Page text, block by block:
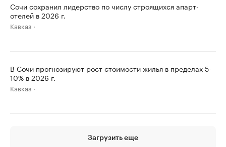
Сочи сохранил лидерство по числу строящихся апарт-
отелей в 2026 г.
Кавказ
В Сочи прогнозируют рост стоимости жилья в пределах 5-
10% в 2026 г.
Кавказ
Загрузить еще